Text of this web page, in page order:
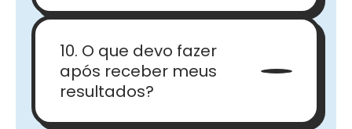
10. O que devo fazer
após receber meus
resultados?